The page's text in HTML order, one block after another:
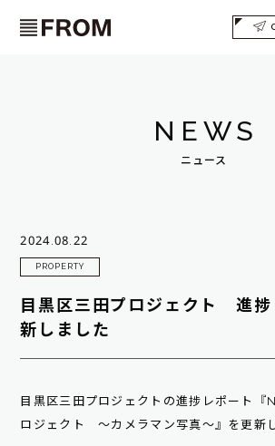
NEWS
ニュース
2024.08.22
PROPERTY
目黒区三田プロジェクト 進捗
新しました
目黒区三田プロジェクトの進捗レポート『
ロジェクト ～カメラマン写真～』を更新